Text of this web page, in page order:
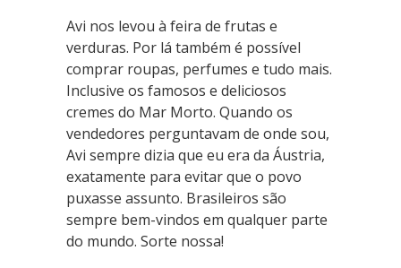
Avi nos levou à feira de frutas e
verduras. Por lá também é possível
comprar roupas, perfumes e tudo mais.
Inclusive os famosos e deliciosos
cremes do Mar Morto. Quando os
vendedores perguntavam de onde sou,
Avi sempre dizia que eu era da Áustria,
exatamente para evitar que o povo
puxasse assunto. Brasileiros são
sempre bem-vindos em qualquer parte
do mundo. Sorte nossa!